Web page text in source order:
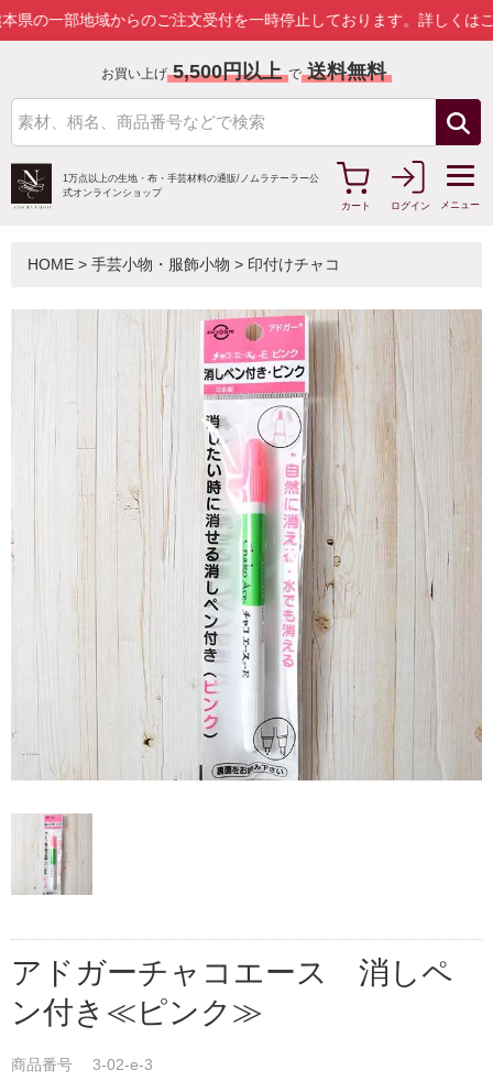
地域からのご注文受付を一時停止しております。詳しくはこちら
お買い上げ 5,500円以上 で 送料無料
1万点以上の生地・布・手芸材料の通販/ ノムラテーラー公
式オンラインショップ
カート
ログイン メニュー
HOME > 手芸小物・服飾小物 > 印付けチャコ
アドガーチャコエース 消しペ
ン付き≪ピンク≫
商品番号 3-02-e-3